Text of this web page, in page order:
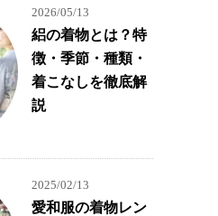
2026/05/13
絽の着物とは？特
徴・季節・種類・
着こなしを徹底解
説
2025/02/13
愛和服の着物レン